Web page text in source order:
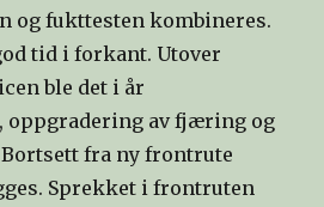
og fukttesten kombineres.
tid i forkant. Utover
ble det i år
av fjæring og
fra ny frontrute
Sprekket i frontruten